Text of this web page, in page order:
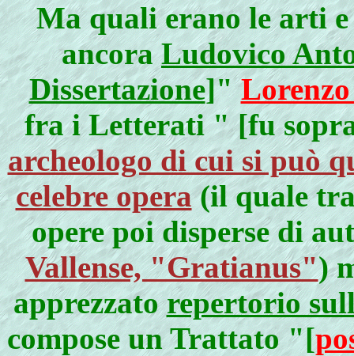
Ma quali erano le arti
ancoraLudovico
Dissertazione]"
fra i Letterati " [fu
archeologo di cui si può
celebre opera(il quale
opere poi disperse di
Vallense, "Gratianus")
apprezzatorepertorio
compose un Trattato "[